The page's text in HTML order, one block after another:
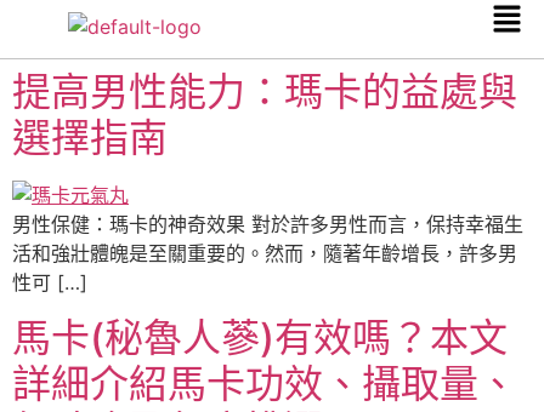
提高男性能力：瑪卡的益處與
選擇指南
男性保健：瑪卡的神奇效果 對於許多男性而言，保持幸福生
活和強壯體魄是至關重要的。然而，隨著年齡增長，許多男
性可 […]
馬卡(秘魯人蔘)有效嗎？本文
詳細介紹馬卡功效、攝取量、